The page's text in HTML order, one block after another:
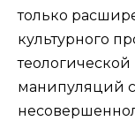
только
культурного
теологической
манипуляций